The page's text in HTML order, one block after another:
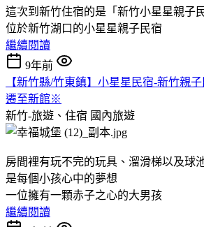
這次到新竹住宿的是「新竹小星星親子民
位於新竹湖口的小星星親子民宿
繼續閱讀
9年前
【新竹縣/竹東鎮】小星星民宿-新竹親
遷至新館※
新竹-旅遊、住宿 國內旅遊
房間裡有玩不完的玩具、溜滑梯以及球
是每個小孩心中的夢想
一位擁有一顆赤子之心的大男孩
繼續閱讀